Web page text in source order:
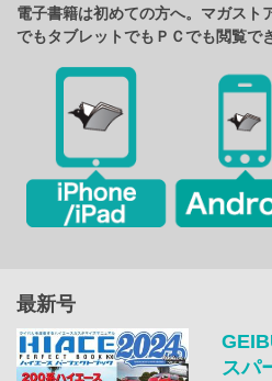
電子書籍は初めての方へ。マガスト
でもタブレットでもＰＣでも閲覧で
最新号
スパ